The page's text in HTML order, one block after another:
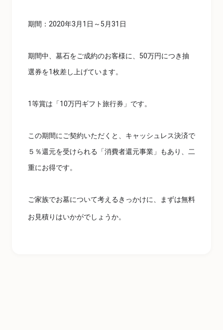
期間：2020年3月1日～5月31日
期間中、墓石をご成約のお客様に、50万円につき抽
選券を1枚差し上げています。
1等賞は「10万円ギフト旅行券」です。
この期間にご契約いただくと、キャッシュレス決済で
５％還元を受けられる「消費者還元事業」もあり、二
重にお得です。
ご家族でお墓について考えるきっかけに、まずは無料
お見積りはいかがでしょうか。